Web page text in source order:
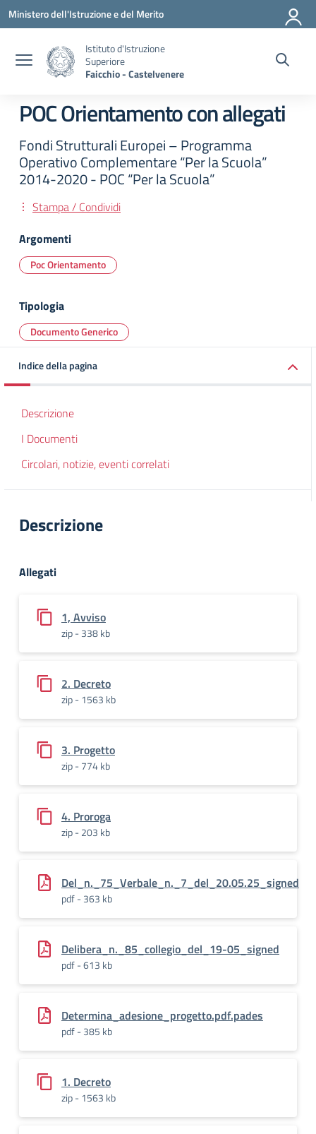
Vai ai contenuti
Vai al menu di navigazione
Vai al footer
Ministero dell'Istruzione e del Merito
Istituto d'Istruzione
Superiore
Faicchio - Castelvenere
POC Orientamento con allegati
Fondi Strutturali Europei – Programma
Operativo Complementare “Per la Scuola”
2014-2020 - POC “Per la Scuola”
Stampa / Condividi
Argomenti
Poc Orientamento
Tipologia
Documento Generico
Indice della pagina
Descrizione
I Documenti
Circolari, notizie, eventi correlati
Descrizione
Allegati
1, Avviso
zip - 338 kb
2. Decreto
zip - 1563 kb
3. Progetto
zip - 774 kb
4. Proroga
zip - 203 kb
Del_n._75_Verbale_n._7_del_20.05.25_signed
pdf - 363 kb
Delibera_n._85_collegio_del_19-05_signed
pdf - 613 kb
Determina_adesione_progetto.pdf.pades
pdf - 385 kb
1. Decreto
zip - 1563 kb